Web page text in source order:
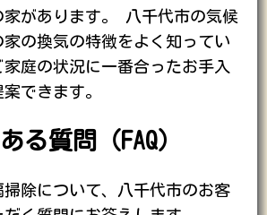
家があります。 八千代市の気候
の換気の特徴をよく知ってい
庭の状況に一番合ったお手入
できます。
る質問（FAQ）
除について、八千代市のお客